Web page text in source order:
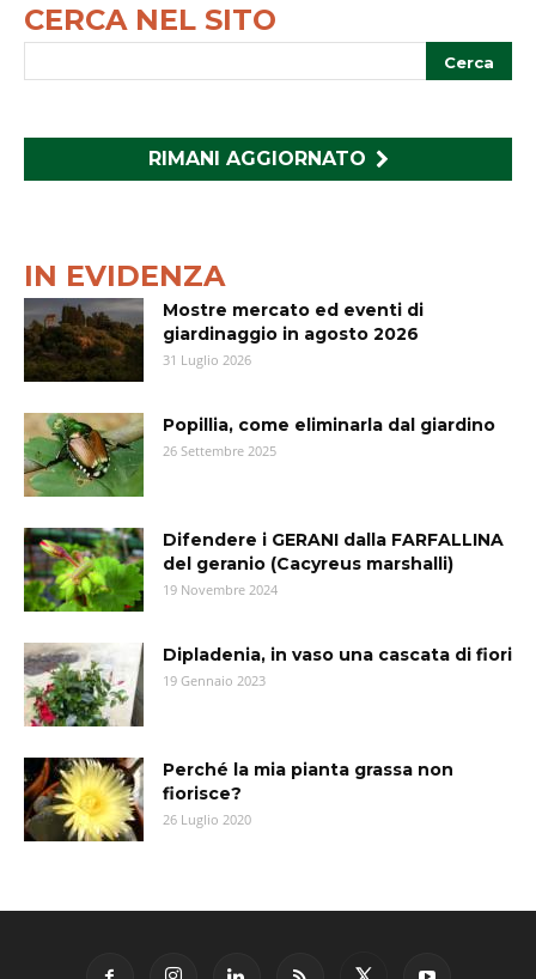
CERCA NEL SITO
RIMANI AGGIORNATO
IN EVIDENZA
Mostre mercato ed eventi di
giardinaggio in agosto 2026
31 Luglio 2026
Popillia, come eliminarla dal giardino
26 Settembre 2025
Difendere i GERANI dalla FARFALLINA
del geranio (Cacyreus marshalli)
19 Novembre 2024
Dipladenia, in vaso una cascata di fiori
19 Gennaio 2023
Perché la mia pianta grassa non
fiorisce?
26 Luglio 2020